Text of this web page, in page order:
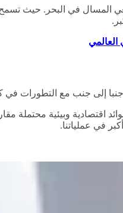
المسال في البحر. حيث
إلى جنب مع التطورات في
وبيئية محتملة
في عملياتنا.